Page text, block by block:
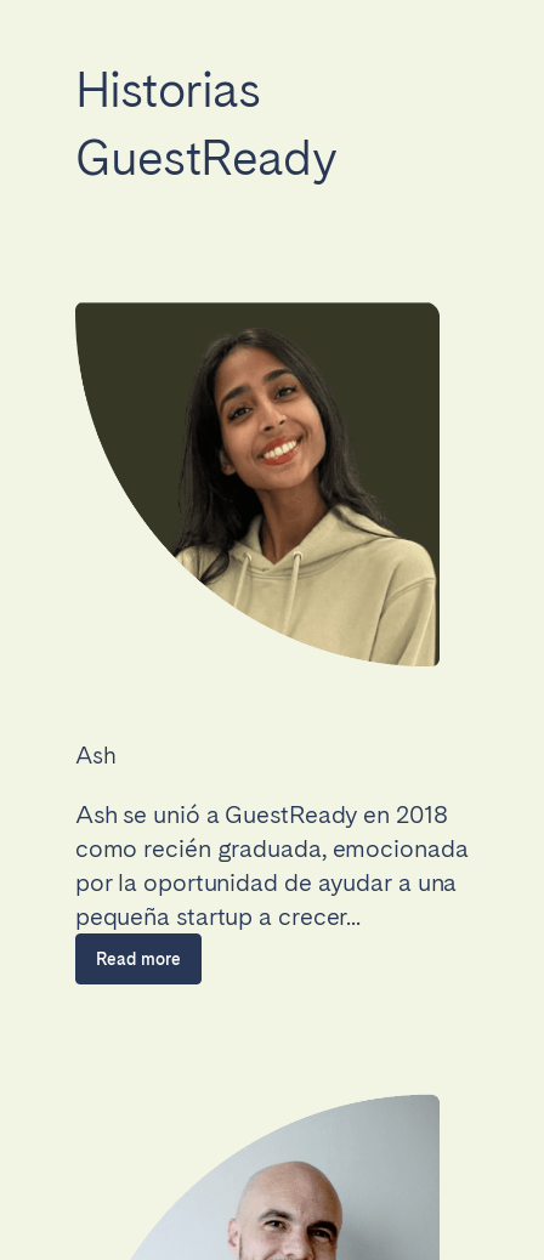
Historias
GuestReady
Ash
Ash se unió a GuestReady en 2018
como recién graduada, emocionada
por la oportunidad de ayudar a una
pequeña startup a crecer...
Read more